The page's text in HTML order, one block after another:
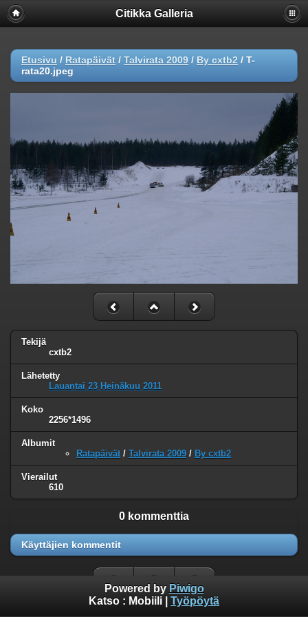
Citikka Galleria
Etusivu / Ratapäivät / Talvirata 2009 / By cxtb2 / T-
rata20.jpeg
Tekijä
cxtb2
Lähetetty
Lauantai 23 Heinäkuu 2011
Koko
2256*1496
Albumit
Ratapäivät / Talvirata 2009 / By cxtb2
Vierailut
610
0 kommenttia
Käyttäjien kommentit
Powered by Piwigo
Katso : Mobiili Työpöytä